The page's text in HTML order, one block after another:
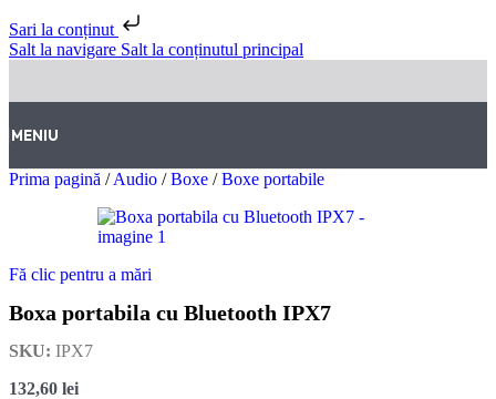
Sari la conținut
Salt la navigare Salt la conținutul principal
MENIU
Prima pagină / Audio / Boxe / Boxe portabile
Fă clic pentru a mări
Boxa portabila cu Bluetooth IPX7
SKU: IPX7
132,60 lei